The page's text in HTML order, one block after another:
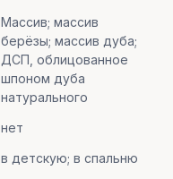
Массив; массив
берёзы; массив дуба;
ДСП, облицованное
шпоном дуба
натурального
нет
в детскую; в спальню